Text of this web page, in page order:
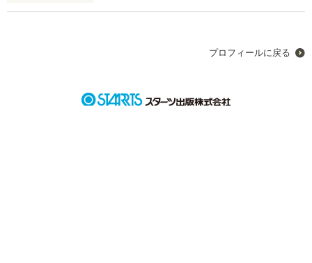
プロフィールに戻る